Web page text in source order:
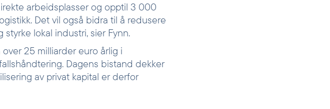
arbeidsplasser og opptil 3 000
Det vil også bidra til å redusere
lokal industri, sier Fynn.
25 milliarder euro årlig i
Dagens bistand dekker
av privat kapital er derfor